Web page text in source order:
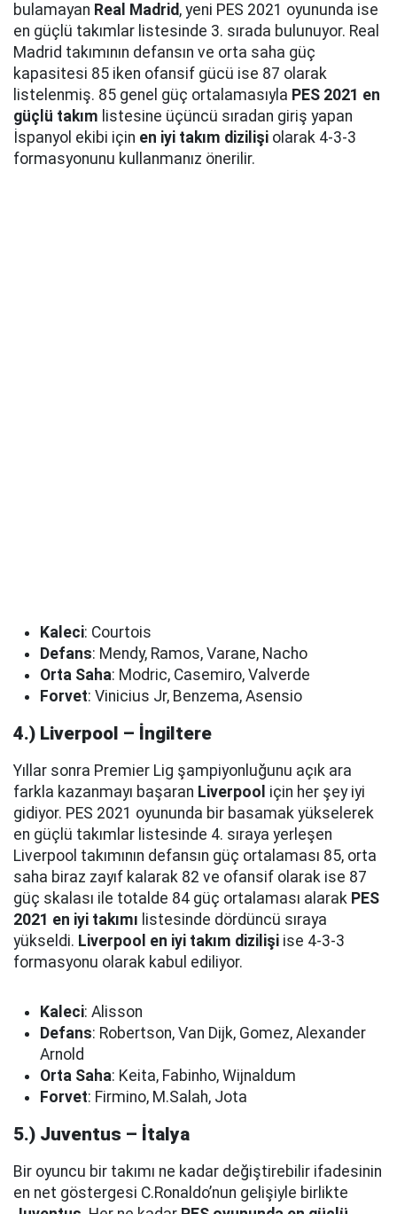
bulamayan Real Madrid, yeni PES 2021 oyununda ise
en güçlü takımlar listesinde 3. sırada bulunuyor. Real
Madrid takımının defansın ve orta saha güç
kapasitesi 85 iken ofansif gücü ise 87 olarak
listelenmiş. 85 genel güç ortalamasıyla PES 2021 en
güçlü takım listesine üçüncü sıradan giriş yapan
İspanyol ekibi için en iyi takım dizilişi olarak 4-3-3
formasyonunu kullanmanız önerilir.
Kaleci: Courtois
Defans: Mendy, Ramos, Varane, Nacho
Orta Saha: Modric, Casemiro, Valverde
Forvet: Vinicius Jr, Benzema, Asensio
4.) Liverpool – İngiltere
Yıllar sonra Premier Lig şampiyonluğunu açık ara
farkla kazanmayı başaran Liverpool için her şey iyi
gidiyor. PES 2021 oyununda bir basamak yükselerek
en güçlü takımlar listesinde 4. sıraya yerleşen
Liverpool takımının defansın güç ortalaması 85, orta
saha biraz zayıf kalarak 82 ve ofansif olarak ise 87
güç skalası ile totalde 84 güç ortalaması alarak PES
2021 en iyi takımı listesinde dördüncü sıraya
yükseldi. Liverpool en iyi takım dizilişi ise 4-3-3
formasyonu olarak kabul ediliyor.
Kaleci: Alisson
Defans: Robertson, Van Dijk, Gomez, Alexander
Arnold
Orta Saha: Keita, Fabinho, Wijnaldum
Forvet: Firmino, M.Salah, Jota
5.) Juventus – İtalya
Bir oyuncu bir takımı ne kadar değiştirebilir ifadesinin
en net göstergesi C.Ronaldo’nun gelişiyle birlikte